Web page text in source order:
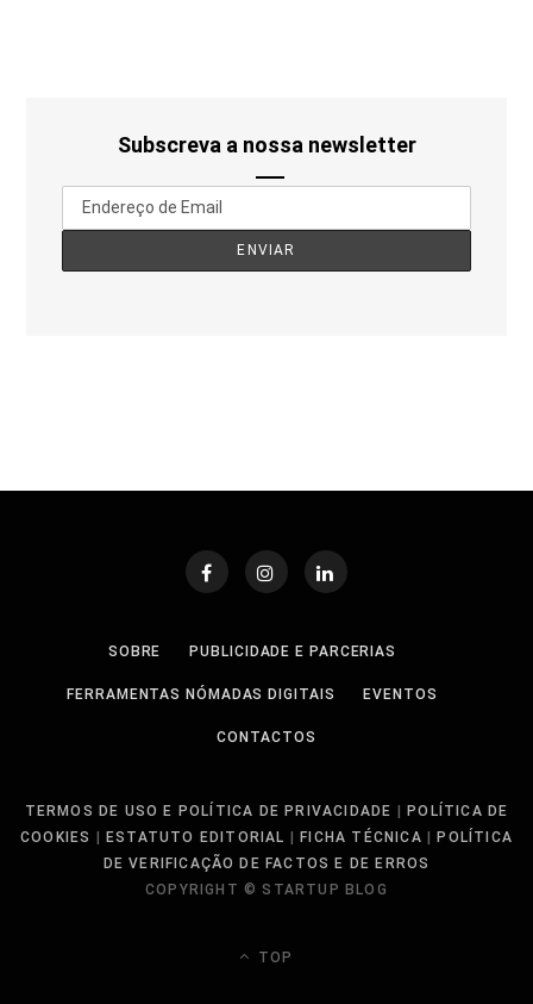
Subscreva a nossa newsletter
SOBRE PUBLICIDADE E PARCERIAS
FERRAMENTAS NÓMADAS DIGITAIS EVENTOS
CONTACTOS
TERMOS DE USO E POLÍTICA DE PRIVACIDADE |POLÍTICA DE
COOKIES | ESTATUTO EDITORIAL |FICHA TÉCNICA |POLÍTICA
DE VERIFICAÇÃO DE FACTOS E DE ERROS
COPYRIGHT © STARTUP BLOG
TOP